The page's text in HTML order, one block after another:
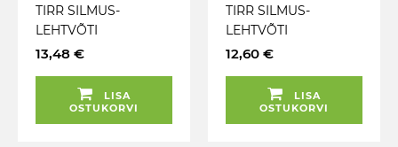
TIRR SILMUS-
LEHTVÕTI
LIIGENDIGA 10MM
13,48 €
LISA
OSTUKORVI
TIRR SILMUS-
LEHTVÕTI
LIIGENDIGA 9MM
12,60 €
LISA
OSTUKORVI